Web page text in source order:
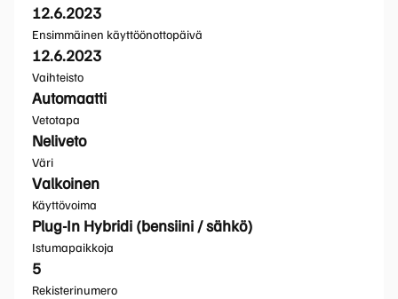
12.6.2023
Ensimmäinen käyttöönottopäivä
12.6.2023
Vaihteisto
Automaatti
Vetotapa
Neliveto
Väri
Valkoinen
Käyttövoima
Plug-In Hybridi (bensiini / sähkö)
Istumapaikkoja
5
Rekisterinumero